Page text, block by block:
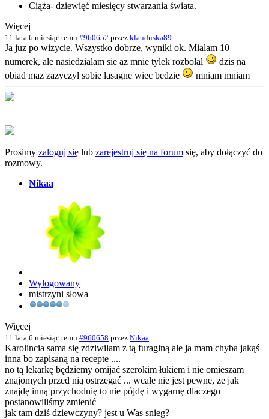
Ciąża- dziewięć miesięcy stwarzania świata.
Więcej
11 lata 6 miesiąc temu #960652 przez klauduska89
Ja juz po wizycie. Wszystko dobrze, wyniki ok. Mialam 10
numerek, ale nasiedzialam sie az mnie tylek rozbolal
dzis na
obiad maz zazyczyl sobie lasagne wiec bedzie
mniam mniam
Prosimy zaloguj się lub zarejestruj się na forum się, aby dołączyć do
rozmowy.
Nikaa
Wylogowany
mistrzyni słowa
Więcej
11 lata 6 miesiąc temu #960658 przez Nikaa
Karolincia sama się zdziwiłam z tą furaginą ale ja mam chyba jakąś
inna bo zapisaną na recepte ....
no tą lekarkę będziemy omijać szerokim łukiem i nie omieszam
znajomych przed nią ostrzegać ... wcale nie jest pewne, że jak
znajdę inną przychodnię to nie pójdę i wygarnę dlaczego
postanowiliśmy zmienić
jak tam dziś dziewczyny? jest u Was snieg?